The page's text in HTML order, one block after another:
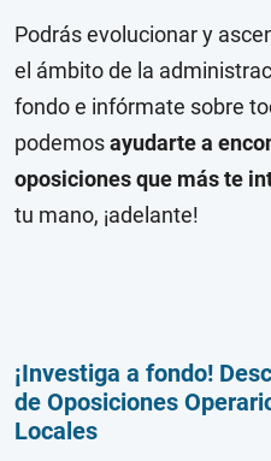
Podrás evolucionar y
el ámbito de la
fondo e infórmate sobre
podemosayudarte a
oposiciones que más te
tu mano, ¡adelante!
¡Investiga a fondo!
de Oposiciones
Locales